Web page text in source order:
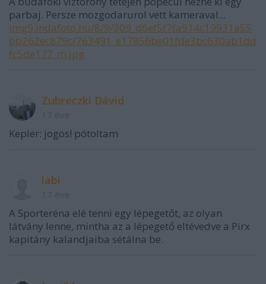
parbaj. Persze mozgodarurol vett kameraval...
img9.indafoto.hu/8/9/309_d6ef5f7fa914c19931a55
bb262ec879c/763491_e17856be01fde3bc630ab1dd
fc5de177_m.jpg
Zubreczki Dávid
Kepler: jogos! pótoltam
labi
A Sporteréna elé tenni egy lépegetőt, az olyan
látvány lenne, mintha az a lépegető eltévedve a Pirx
kapitány kalandjaiba sétálna be.